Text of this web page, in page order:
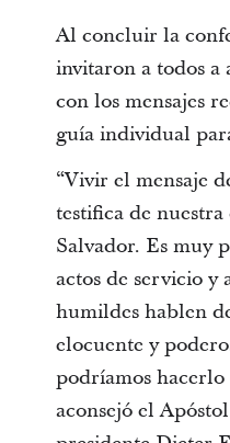
Al concluir la
invitaron a todos
con los mensajes
guía individual
“Vivir el mensaje
testifica de
Salvador. Es muy
actos de servicio y
humildes hablen
elocuente y
podríamos hacerlo
aconsejó el